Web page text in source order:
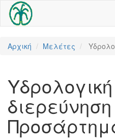
Αρχική Μελέτες
Υδρολογική